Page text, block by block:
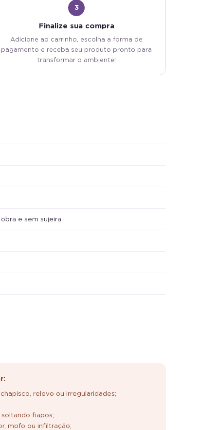
3
Finalize sua compra
Adicione ao carrinho, escolha a forma de
pagamento e receba seu produto pronto para
transformar o ambiente!
e sem sujeira.
relevo ou irregularidades;
soltando fiapos;
mofo ou infiltração;